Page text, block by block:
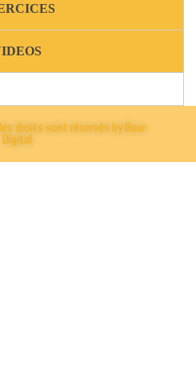
droits sont réservés by Buur-
Digital